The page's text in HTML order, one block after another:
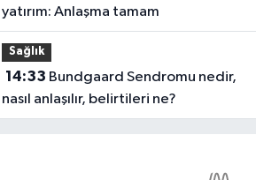
yatırım: Anlaşma tamam
Sağlık
14:33
nasıl anlaşılır, belirtileri ne?